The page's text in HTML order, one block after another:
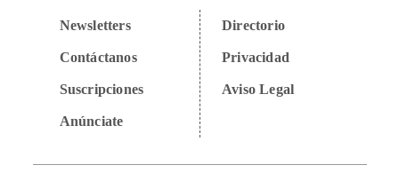
Newsletters
Contáctanos
Suscripciones
Anúnciate
Directorio
Privacidad
Aviso Legal